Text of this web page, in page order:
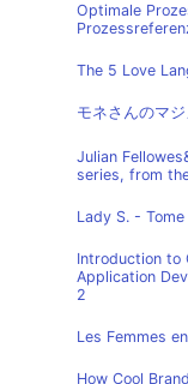
Optimale
The 5 Love
モネさんのマ
Julian
series, from
Lady S. -
Introduction to
Application
2
Les Femmes
How Cool